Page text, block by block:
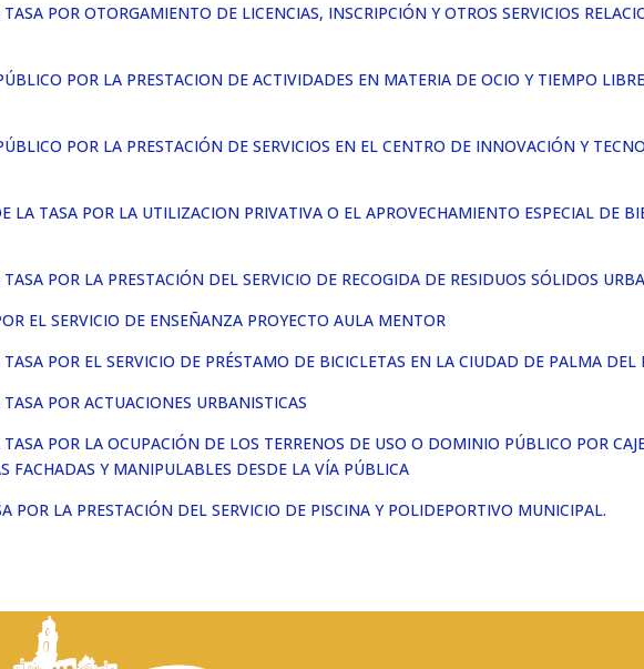
POR OTORGAMIENTO DE LICENCIAS, INSCRIPCIÓN Y OTROS SERVICIOS
POR LA PRESTACION DE ACTIVIDADES EN MATERIA DE OCIO Y TIEMPO
POR LA PRESTACIÓN DE SERVICIOS EN EL CENTRO DE INNOVACIÓN Y
LA TASA POR LA UTILIZACION PRIVATIVA O EL APROVECHAMIENTO ESPECIAL DE
POR LA PRESTACIÓN DEL SERVICIO DE RECOGIDA DE RESIDUOS SÓLIDOS
EL SERVICIO DE ENSEÑANZA PROYECTO AULA MENTOR
POR EL SERVICIO DE PRÉSTAMO DE BICICLETAS EN LA CIUDAD DE PALMA DEL
POR ACTUACIONES URBANISTICAS
POR LA OCUPACIÓN DE LOS TERRENOS DE USO O DOMINIO PÚBLICO POR
FACHADAS Y MANIPULABLES DESDE LA VÍA PÚBLICA
POR LA PRESTACIÓN DEL SERVICIO DE PISCINA Y POLIDEPORTIVO MUNICIPAL.